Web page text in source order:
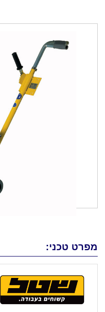
מפרט טכני: